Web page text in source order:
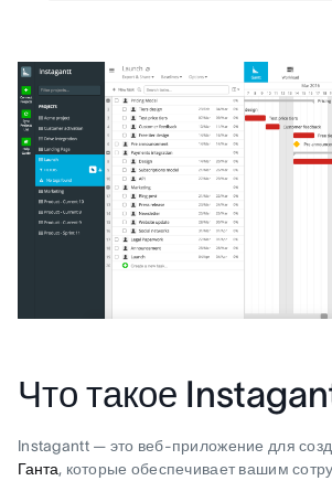
Что такое
Instagantt — это веб-приложение для
Ганта, которые обеспечивает вашим